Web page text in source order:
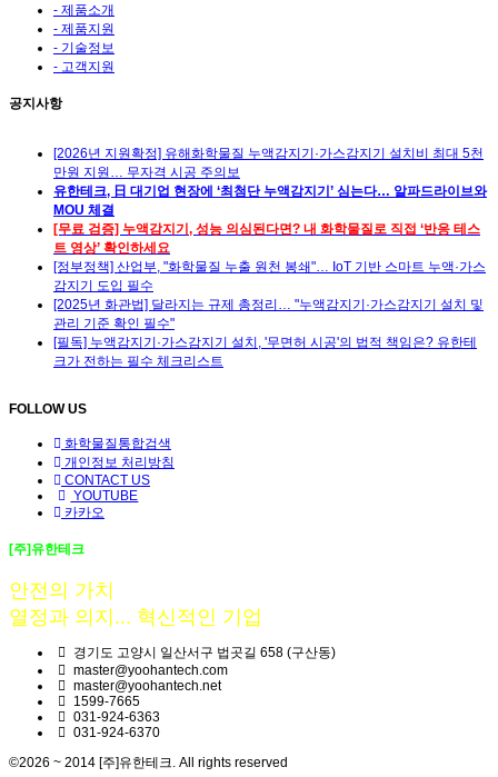
- 제품소개
- 제품지원
- 기술정보
- 고객지원
공지사항
[2026년 지원확정] 유해화학물질 누액감지기·가스감지기 설치비 최대 5천
만원 지원… 무자격 시공 주의보
유한테크, 日 대기업 현장에 ‘최첨단 누액감지기’ 심는다… 알파드라이브와
MOU 체결
[무료 검증] 누액감지기, 성능 의심된다면? 내 화학물질로 직접 ‘반응 테스
트 영상’ 확인하세요
[정부정책] 산업부, "화학물질 누출 원천 봉쇄"… IoT 기반 스마트 누액·가스
감지기 도입 필수
[2025년 화관법] 달라지는 규제 총정리… "누액감지기·가스감지기 설치 및
관리 기준 확인 필수"
[필독] 누액감지기·가스감지기 설치, '무면허 시공'의 법적 책임은? 유한테
크가 전하는 필수 체크리스트
FOLLOW US
화학물질통합검색
개인정보 처리방침
CONTACT US
YOUTUBE
카카오
[주]유한테크
안전의 가치
열정과 의지... 혁신적인 기업
경기도 고양시 일산서구 법곳길 658 (구산동)
master@yoohantech.com
master@yoohantech.net
1599-7665
031-924-6363
031-924-6370
©2026 ~ 2014 [주]유한테크. All rights reserved